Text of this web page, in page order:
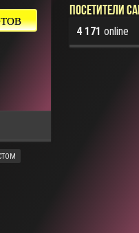
Посетители
4 171 online